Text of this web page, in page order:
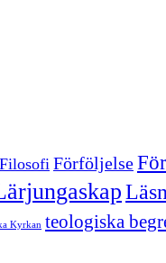
Filosofi Förföljelse
Kyrkan teologiska